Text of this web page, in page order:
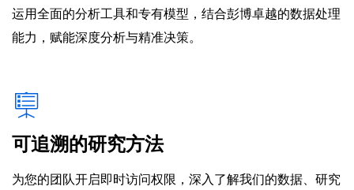
运用全面的分析工具和专有模型，结合彭博卓越的数据处理
能力，赋能深度分析与精准决策。
可追溯的研究方法
为您的团队开启即时访问权限，深入了解我们的数据、研究